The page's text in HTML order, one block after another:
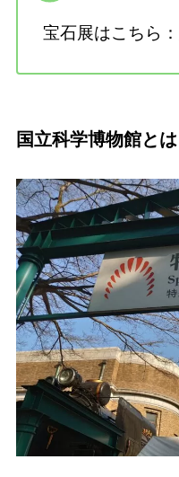
宝石展はこちら：
国立科学博物館とは